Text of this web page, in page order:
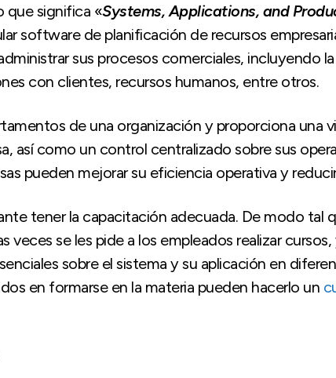
que significa «Systems, Applications, and
software de planificación de recursos
sus procesos comerciales, incluyendo
con clientes, recursos humanos, entre otros.
de una organización y proporciona una
así como un control centralizado sobre sus
pueden mejorar su eficiencia operativa y
tener la capacitación adecuada. De modo tal
veces se les pide a los empleados realizar
sobre el sistema y su aplicación en
en formarse en la materia pueden hacerlo un